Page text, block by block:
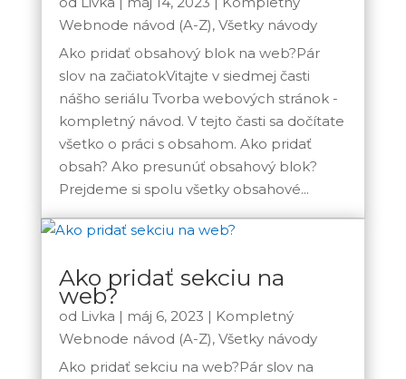
Webnode návod (A-Z), Všetky návody
Ako pridať obsahový blok na web?Pár
slov na začiatokVitajte v siedmej časti
nášho seriálu Tvorba webových stránok -
kompletný návod. V tejto časti sa dočítate
všetko o práci s obsahom. Ako pridať
obsah? Ako presunúť obsahový blok?
Prejdeme si spolu všetky obsahové...
Ako pridať sekciu na
web?
od Livka | máj 6, 2023 | Kompletný
Webnode návod (A-Z), Všetky návody
Ako pridať sekciu na web?Pár slov na